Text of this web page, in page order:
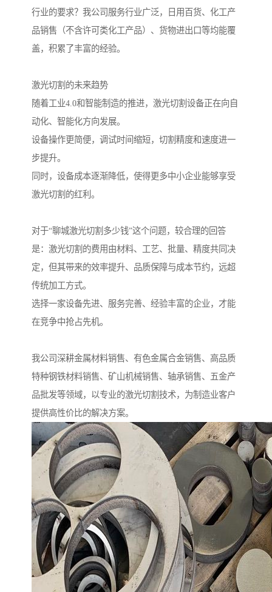
行业的要求？我公司服务行业广泛，日用百货、化工产
品销售（不含许可类化工产品）、货物进出口等均能覆
盖，积累了丰富的经验。
激光切割的未来趋势
随着工业4.0和智能制造的推进，激光切割设备正在向自
动化、智能化方向发展。
设备操作更简便，调试时间缩短，切割精度和速度进一
步提升。
同时，设备成本逐渐降低，使得更多中小企业能够享受
激光切割的红利。
对于“聊城激光切割多少钱”这个问题，较合理的回答
是：激光切割的费用由材料、工艺、批量、精度共同决
定，但其带来的效率提升、品质保障与成本节约，远超
传统加工方式。
选择一家设备先进、服务完善、经验丰富的企业，才能
在竞争中抢占先机。
我公司深耕金属材料销售、有色金属合金销售、高品质
特种钢铁材料销售、矿山机械销售、轴承销售、五金产
品批发等领域，以专业的激光切割技术，为制造业客户
提供高性价比的解决方案。